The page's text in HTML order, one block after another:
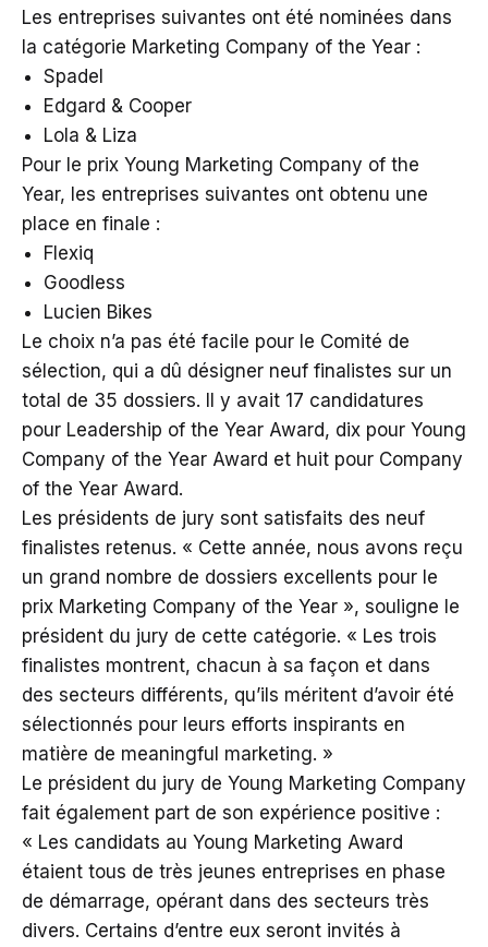
Les entreprises suivantes ont été nominées dans
la catégorie Marketing Company of the Year :
Spadel
Edgard & Cooper
Lola & Liza
Pour le prix Young Marketing Company of the
Year, les entreprises suivantes ont obtenu une
place en finale :
Flexiq
Goodless
Lucien Bikes
Le choix n’a pas été facile pour le Comité de
sélection, qui a dû désigner neuf finalistes sur un
total de 35 dossiers. Il y avait 17 candidatures
pour Leadership of the Year Award, dix pour Young
Company of the Year Award et huit pour Company
of the Year Award.
Les présidents de jury sont satisfaits des neuf
finalistes retenus. « Cette année, nous avons reçu
un grand nombre de dossiers excellents pour le
prix Marketing Company of the Year », souligne le
président du jury de cette catégorie. « Les trois
finalistes montrent, chacun à sa façon et dans
des secteurs différents, qu’ils méritent d’avoir été
sélectionnés pour leurs efforts inspirants en
matière de meaningful marketing. »
Le président du jury de Young Marketing Company
fait également part de son expérience positive :
« Les candidats au Young Marketing Award
étaient tous de très jeunes entreprises en phase
de démarrage, opérant dans des secteurs très
divers. Certains d’entre eux seront invités à